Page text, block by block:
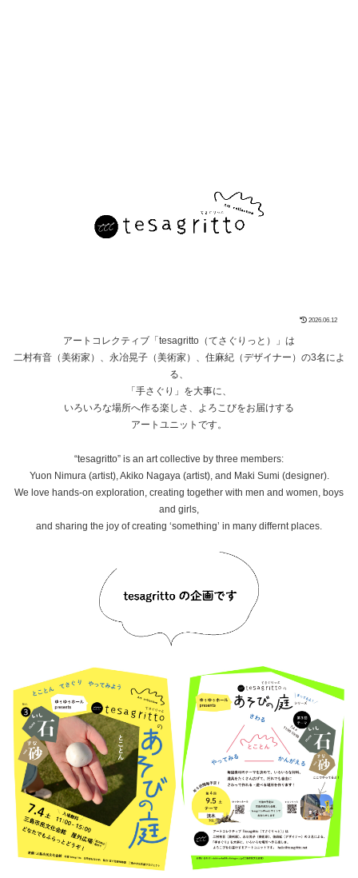
2026.06.12
アートコレクティブ「tesagritto（てさぐりっと）」は
二村有音（美術家）、永冶晃子（美術家）、住麻紀（デザイナー）の3名によ
る、
「手さぐり」を大事に、
いろいろな場所へ作る楽しさ、よろこびをお届けする
アートユニットです。
“tesagritto” is an art collective by three members:
Yuon Nimura (artist), Akiko Nagaya (artist), and Maki Sumi (designer).
We love hands-on exploration, creating together with men and women, boys
and girls,
and sharing the joy of creating ‘something’ in many differnt places.